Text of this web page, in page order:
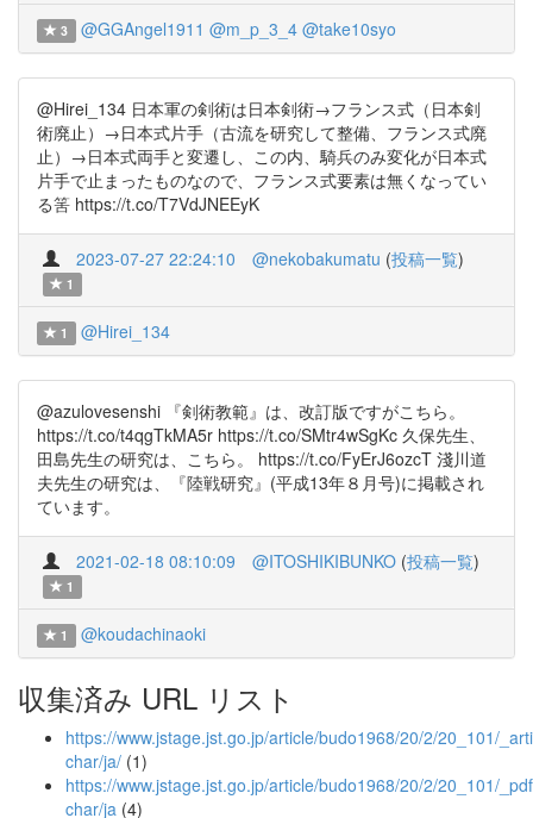
3 @GGAngel1911 @m_p_3_4 @take10syo
@Hirei_134 日本軍の剣術は日本剣術→フランス式（日本剣
術廃止）→日本式片手（古流を研究して整備、フランス式廃
止）→日本式両手と変遷し、この内、騎兵のみ変化が日本式
片手で止まったものなので、フランス式要素は無くなってい
る筈 https://t.co/T7VdJNEEyK
2023-07-27 22:24:10 @nekobakumatu (投稿一覧)
1
1 @Hirei_134
@azulovesenshi 『剣術教範』は、改訂版ですがこちら。
https://t.co/t4qgTkMA5r https://t.co/SMtr4wSgKc 久保先生、
田島先生の研究は、こちら。 https://t.co/FyErJ6ozcT 淺川道
夫先生の研究は、『陸戦研究』(平成13年８月号)に掲載され
ています。
2021-02-18 08:10:09 @ITOSHIKIBUNKO (投稿一覧)
1
1 @koudachinaoki
収集済み URL リスト
https://www.jstage.jst.go.jp/article/budo1968/20/2/20_101/
char/ja/ (1)
https://www.jstage.jst.go.jp/article/budo1968/20/2/20_101/
char/ja (4)